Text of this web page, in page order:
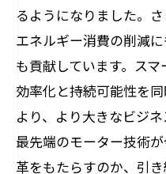
るようになりました。
エネルギー消費の削減
も貢献しています。ス
効率化と持続可能性を
より、より大きなビジネ
最先端のモーター技術
革をもたらすのか、引き